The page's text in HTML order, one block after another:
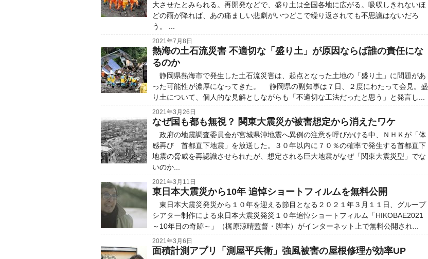
大させたとみられる。再開発などで、盛り土は全国各地に広がる。吸収しきれないほ
どの雨が降れば、あの痛ましい悲劇がいつどこで繰り返されても不思議はないだろ
う。 ...
2021年7月8日
熱海の土石流災害 不適切な「盛り土」が原因ならば誰の責任にな
るのか
静岡県熱海市で発生した土石流災害は、起点となった土地の「盛り土」に問題があ
った可能性が濃厚になってきた。 静岡県の副知事は７日、２度にわたって会見。盛
り土について、個人的な見解としながらも「不適切な工法だったと思う」と発言し...
2021年3月26日
なぜ国も都も無視？ 関東大震災が被害想定から消えたワケ
政府の地震調査委員会が宮城県沖地震へ異例の注意を呼びかける中、ＮＨＫが「体
感再び 首都直下地震」を放送した。３０年以内に７０％の確率で発生する首都直下
地震の脅威を再認識させられたが、想定される巨大地震がなぜ「関東大震災型」でな
いのか...
2021年3月11日
東日本大震災から10年 追悼ショートフィルムを無料公開
東日本大震災発災から１０年を迎える節目となる２０２１年３月１１日、グループ
シアター制作による東日本大震災発災１０年追悼ショートフィルム「HIKOBAE2021
～10年目の奇跡～」（梶原涼晴監督・脚本）がインターネット上で無料公開され...
2021年3月6日
面積計測アプリ「測屋平兵衛」強風被害の屋根修理が効率UP